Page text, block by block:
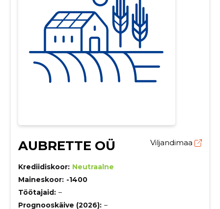
AUBRETTE OÜ Viljandimaa
Krediidiskoor: Neutraalne
Maineskoor: -1400
Töötajaid: –
Prognooskäive (2026): –